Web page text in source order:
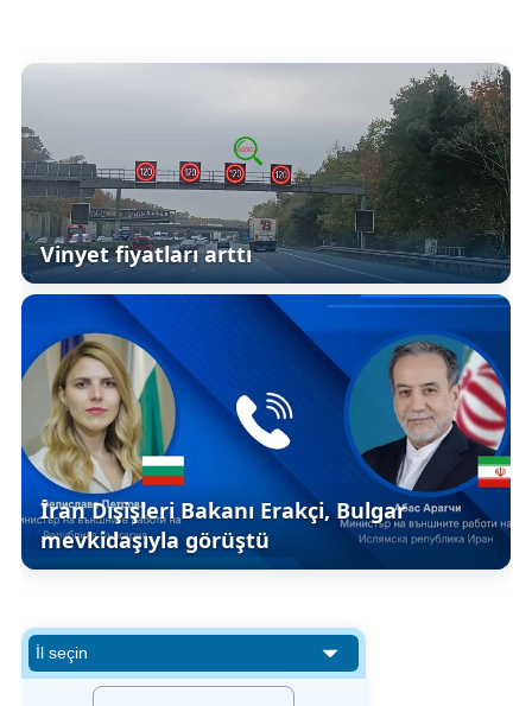
Vinyet fiyatları arttı
İran Dışişleri Bakanı Erakçi, Bulgar
mevkidaşıyla görüştü